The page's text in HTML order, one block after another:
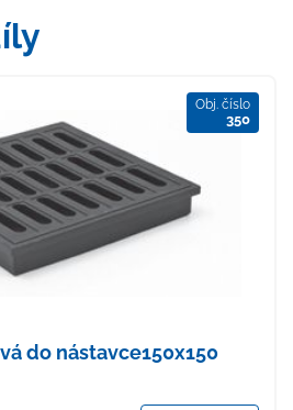
Obj. číslo
350
do nástavce150x150